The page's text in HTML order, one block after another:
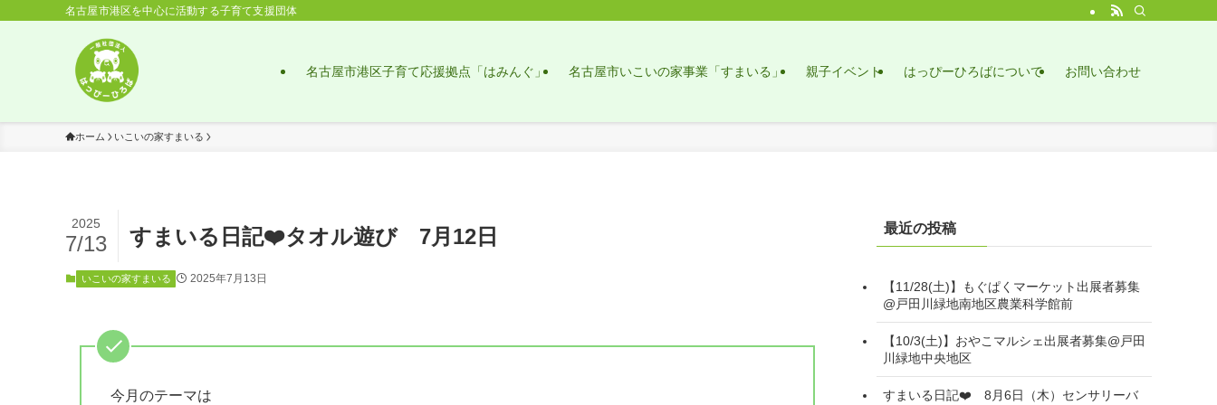
名古屋市港区を中心に活動する子育て支援団体
名古屋市港区子育て応援拠点「はみんぐ」 名古屋市いこいの家事業「すまいる」 親子イベント はっぴーひろばについて お問い合わせ
ホーム いこいの家すまいる
すまいる日記❤️タオル遊び 7月12日
2025
7/13
いこいの家すまいる 2025年7月13日
今月のテーマは
最近の投稿
【11/28(土)】もぐぱくマーケット出展者募集
@戸田川緑地南地区農業科学館前
【10/3(土)】おやこマルシェ出展者募集@戸田
川緑地中央地区
すまいる日記❤️ 8月6日（木）センサリーバ